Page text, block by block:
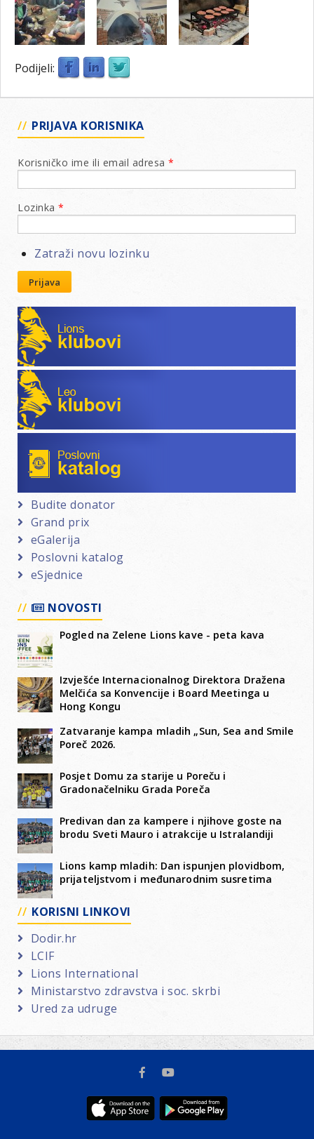
Podijeli:
PRIJAVA KORISNIKA
Korisničko ime ili email adresa *
Lozinka *
Zatraži novu lozinku
Prijava
Lions klubovi
Leo klubovi
Budite donator
Grand prix
eGalerija
Poslovni katalog
eSjednice
NOVOSTI
Pogled na Zelene Lions kave - peta kava
Izvješće Internacionalnog Direktora Dražena
Melčića sa Konvencije i Board Meetinga u
Hong Kongu
Zatvaranje kampa mladih „Sun, Sea and Smile
Poreč 2026.
Posjet Domu za starije u Poreču i
Gradonačelniku Grada Poreča
Predivan dan za kampere i njihove goste na
brodu Sveti Mauro i atrakcije u Istralandiji
Lions kamp mladih: Dan ispunjen plovidbom,
prijateljstvom i međunarodnim susretima
KORISNI LINKOVI
Dodir.hr
LCIF
Lions International
Ministarstvo zdravstva i soc. skrbi
Ured za udruge